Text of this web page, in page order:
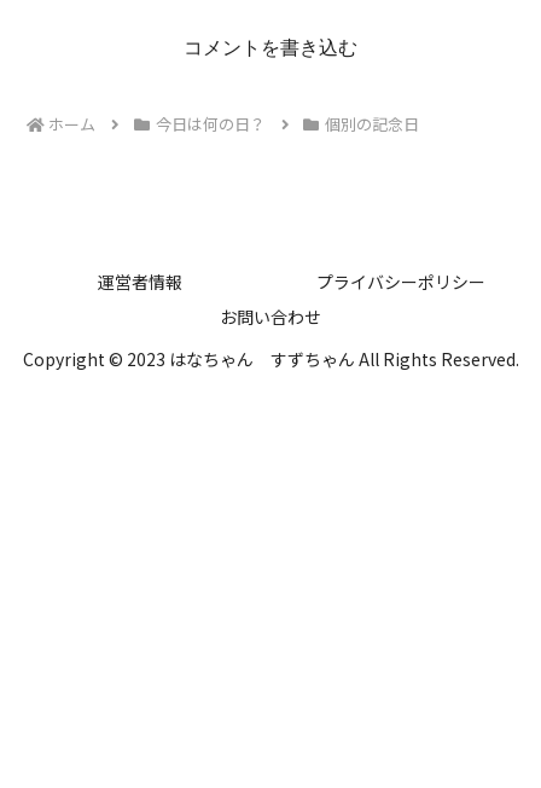
コメントを書き込む
ホーム 今日は何の日？ 個別の記念日
運営者情報
プライバシーポリシー
お問い合わせ
Copyright © 2023 はなちゃん すずちゃん All Rights Reserved.